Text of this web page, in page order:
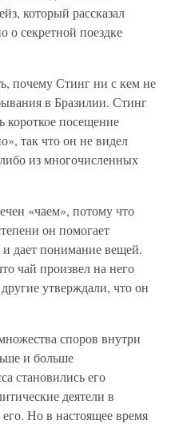
который рассказал
о секретной поездке
почему Стинг ни с кем не
в Бразилии. Стинг
короткое посещение
так что он не видел
из многочисленных
«чаем», потому что
он помогает
дает понимание вещей.
чай произвел на него
утверждали, что он
споров внутри
и больше
становились его
деятели в
Но в настоящее время